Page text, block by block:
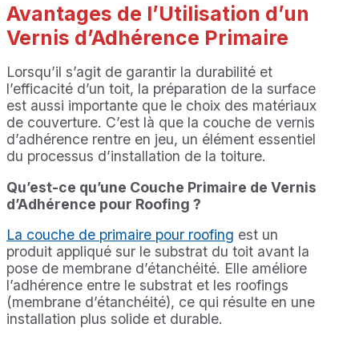
Avantages de l’Utilisation d’un
Vernis d’Adhérence Primaire
Lorsqu’il s’agit de garantir la durabilité et
l’efficacité d’un toit, la préparation de la surface
est aussi importante que le choix des matériaux
de couverture. C’est là que la couche de vernis
d’adhérence rentre en jeu, un élément essentiel
du processus d’installation de la toiture.
Qu’est-ce qu’une Couche Primaire de Vernis
d’Adhérence pour Roofing ?
La couche de primaire pour roofing est un
produit appliqué sur le substrat du toit avant la
pose de membrane d’étanchéité. Elle améliore
l’adhérence entre le substrat et les roofings
(membrane d’étanchéité), ce qui résulte en une
installation plus solide et durable.